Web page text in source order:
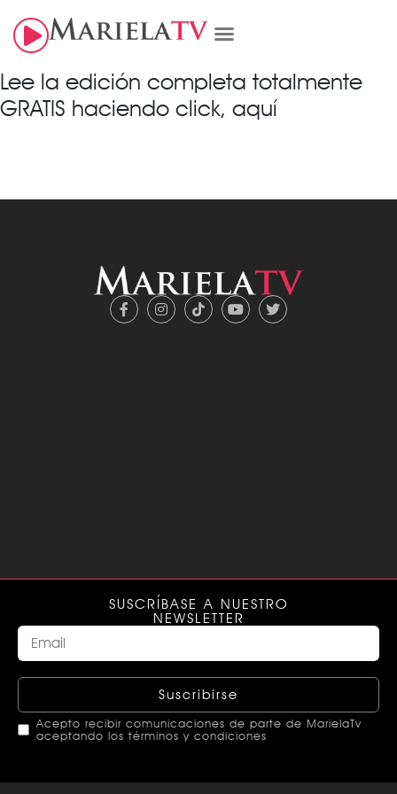
Lee la edición completa totalmente
GRATIS haciendo click, aquí
SUSCRÍBASE A NUESTRO
NEWSLETTER
Suscribirse
Acepto recibir comunicaciones de parte de MarielaTv
aceptando los términos y condiciones